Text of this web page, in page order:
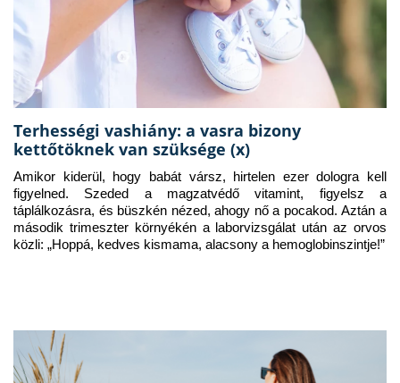
Terhességi vashiány: a vasra bizony
kettőtöknek van szüksége (x)
Amikor kiderül, hogy babát vársz, hirtelen ezer dologra kell
figyelned. Szeded a magzatvédő vitamint, figyelsz a
táplálkozásra, és büszkén nézed, ahogy nő a pocakod. Aztán a
második trimeszter környékén a laborvizsgálat után az orvos
közli: „Hoppá, kedves kismama, alacsony a hemoglobinszintje!”